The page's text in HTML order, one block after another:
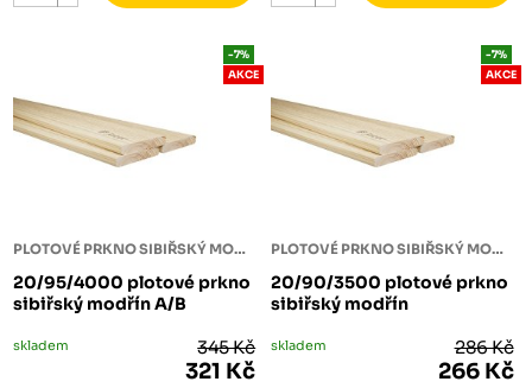
PLOTOVÉ PRKNO SIBIŘSKÝ MODŘÍN
20/95/4000 plotové prkno
sibiřský modřín A/B
-7%
AKCE
skladem 345 Kč
321 Kč
PLOTOVÉ PRKNO SIBIŘSKÝ MODŘÍN
20/90/3500 plotové prkno
sibiřský modřín
-7%
AKCE
skladem 286 Kč
266 Kč